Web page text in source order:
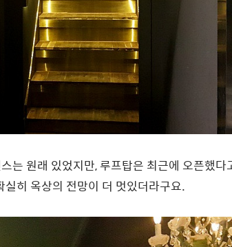
는 원래 있었지만, 루프탑은 최근에 오픈했다
히 옥상의 전망이 더 멋있더라구요.